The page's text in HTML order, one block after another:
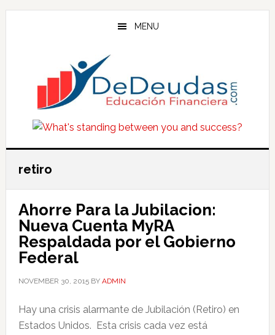
Skip
Skip
Skip
MENU
retiro
Ahorre Para la Jubilacion:
Nueva Cuenta MyRA
Respaldada por el Gobierno
Federal
NOVEMBER 30, 2015BY ADMIN
Hay una crisis alarmante de Jubilación (Retiro) en
Estados Unidos. Esta crisis cada vez está